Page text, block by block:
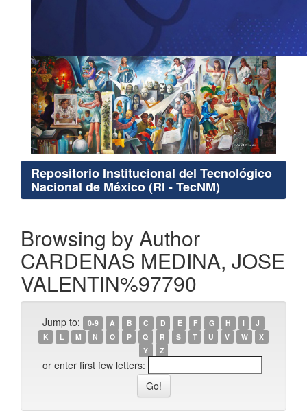
Repositorio Institucional del Tecnológico
Nacional de México (RI - TecNM)
Browsing by Author
CARDENAS MEDINA, JOSE
VALENTIN%97790
Jump to: 0-9 A B C D E F G H I
J
K
L M N O P Q R S T U V W
X
Y
Z
or enter first few letters: